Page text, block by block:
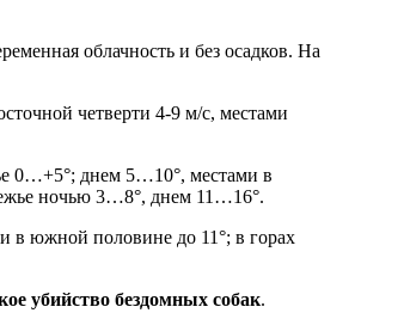
облачность и без осадков. На
четверти 4-9 м/с, местами
0…+5°; днем 5…10°, местами в
ночью 3…8°, днем 11…16°.
в южной половине до 11°; в горах
убийство бездомных собак.